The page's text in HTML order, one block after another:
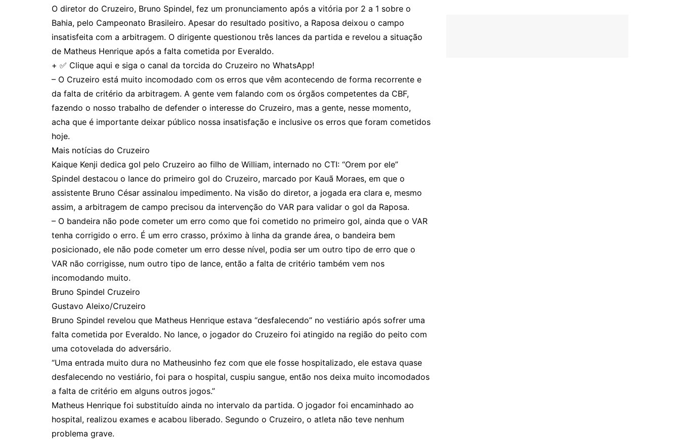
O diretor do Cruzeiro, Bruno Spindel, fez um pronunciamento após a vitória por 2 a 1 sobre o
Bahia, pelo Campeonato Brasileiro. Apesar do resultado positivo, a Raposa deixou o campo
insatisfeita com a arbitragem. O dirigente questionou três lances da partida e revelou a situação
de Matheus Henrique após a falta cometida por Everaldo.
+ ✅ Clique aqui e siga o canal da torcida do Cruzeiro no WhatsApp!
– O Cruzeiro está muito incomodado com os erros que vêm acontecendo de forma recorrente e
da falta de critério da arbitragem. A gente vem falando com os órgãos competentes da CBF,
fazendo o nosso trabalho de defender o interesse do Cruzeiro, mas a gente, nesse momento,
acha que é importante deixar público nossa insatisfação e inclusive os erros que foram cometidos
hoje.
Mais notícias do Cruzeiro
Kaique Kenji dedica gol pelo Cruzeiro ao filho de William, internado no CTI: “Orem por ele”
Spindel destacou o lance do primeiro gol do Cruzeiro, marcado por Kauã Moraes, em que o
assistente Bruno César assinalou impedimento. Na visão do diretor, a jogada era clara e, mesmo
assim, a arbitragem de campo precisou da intervenção do VAR para validar o gol da Raposa.
– O bandeira não pode cometer um erro como que foi cometido no primeiro gol, ainda que o VAR
tenha corrigido o erro. É um erro crasso, próximo à linha da grande área, o bandeira bem
posicionado, ele não pode cometer um erro desse nível, podia ser um outro tipo de erro que o
VAR não corrigisse, num outro tipo de lance, então a falta de critério também vem nos
incomodando muito.
Bruno Spindel Cruzeiro
Gustavo Aleixo/Cruzeiro
Bruno Spindel revelou que Matheus Henrique estava “desfalecendo” no vestiário após sofrer uma
falta cometida por Everaldo. No lance, o jogador do Cruzeiro foi atingido na região do peito com
uma cotovelada do adversário.
“Uma entrada muito dura no Matheusinho fez com que ele fosse hospitalizado, ele estava quase
desfalecendo no vestiário, foi para o hospital, cuspiu sangue, então nos deixa muito incomodados
a falta de critério em alguns outros jogos.”
Matheus Henrique foi substituído ainda no intervalo da partida. O jogador foi encaminhado ao
hospital, realizou exames e acabou liberado. Segundo o Cruzeiro, o atleta não teve nenhum
problema grave.